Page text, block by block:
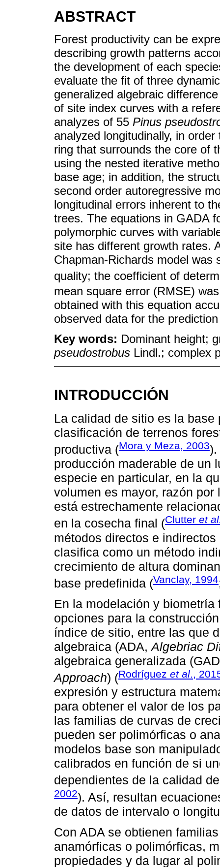
ABSTRACT
Forest productivity can be
describing growth patterns
the development of each
evaluate the fit of three
generalized algebraic
of site index curves with a
analyzes of 55 Pinus
analyzed longitudinally, in
ring that surrounds the core of
using the nested iterative
base age; in addition, the
second order autoregressive
longitudinal errors inherent to
trees. The equations in GADA
polymorphic curves with
site has different growth rates.
Chapman-Richards model was
quality; the coefficient of
mean square error (RMSE)
obtained with this equation
observed data for the
Key words: Dominant height;
pseudostrobus Lindl.; complex
INTRODUCCIÓN
La calidad de sitio es la
clasificación de terrenos
productiva (Mora y Meza, 2003).
producción maderable de un
especie en particular, en la
volumen es mayor, razón
está estrechamente
en la cosecha final (Clutter et
métodos directos e
clasifica como un método
crecimiento de altura
base predefinida (Vanclay, 1994
En la modelación y
opciones para la
índice de sitio, entre las que
algebraica (ADA,Algebriac
algebraica generalizada
Approach) (Rodríguez et al.,
expresión y estructura
para obtener el valor de los
las familias de curvas de
pueden ser polimórficas o
modelos base son
calibrados en función de si
dependientes de la calidad
2002). Así, resultan
de datos de intervalo o
Con ADA se obtienen
anamórficas o polimórficas,
propiedades y da lugar al